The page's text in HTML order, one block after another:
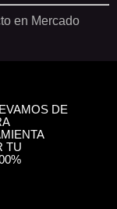
en Mercado
DE
TU